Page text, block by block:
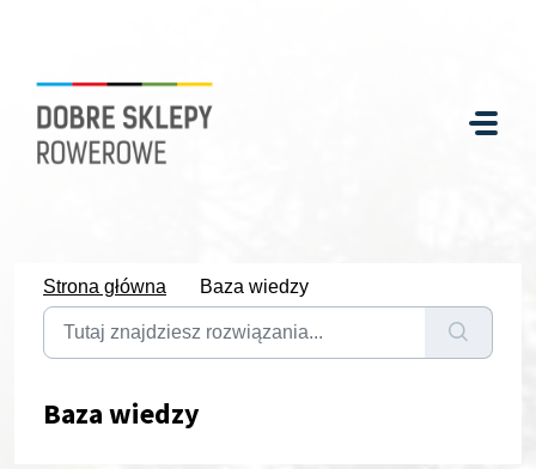
Strona główna Baza wiedzy
Baza wiedzy